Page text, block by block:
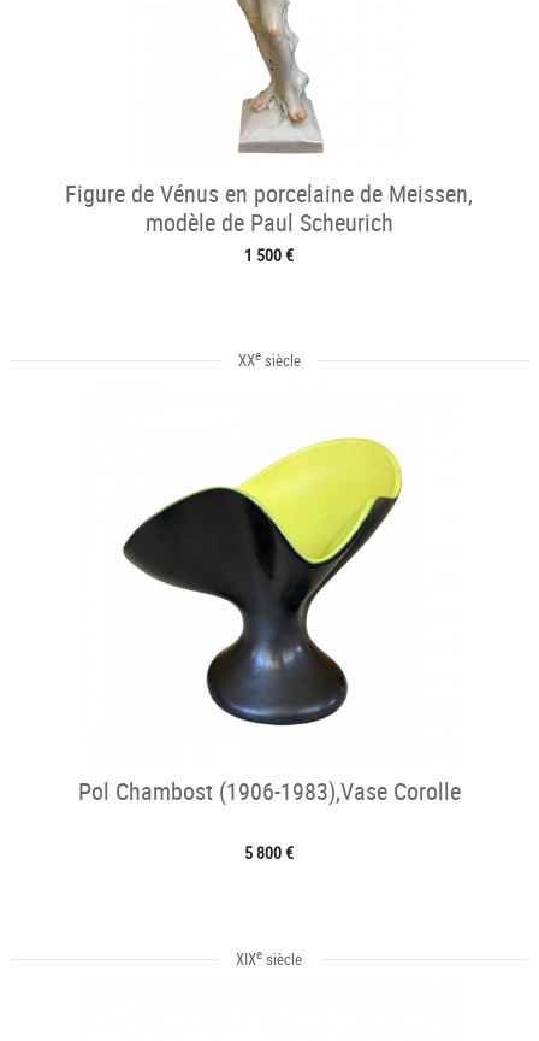
Figure de Vénus en porcelaine de Meissen,
modèle de Paul Scheurich
1 500 €
XXesiècle
Pol Chambost (1906-1983),Vase Corolle
5 800 €
XIXe siècle